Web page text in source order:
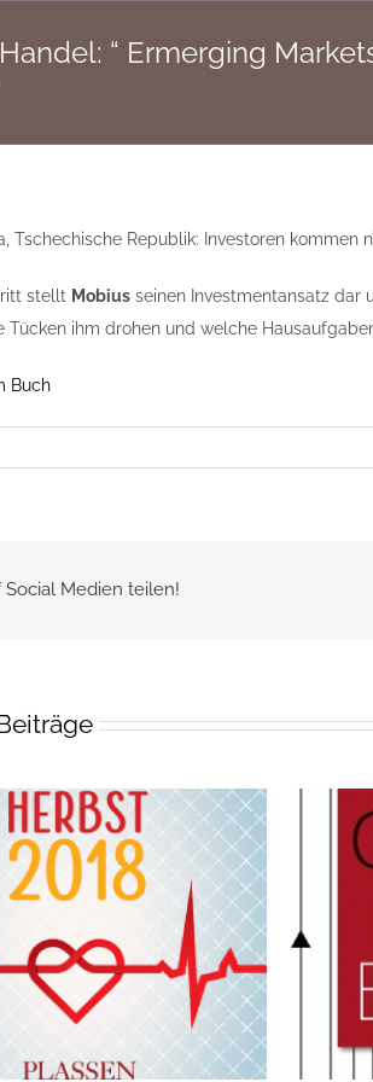
“ Ermerging
Tschechische Republik: Investoren
stellt Mobius seinen Investment­ansatz dar
Tücken ihm drohen und welche
Buch
Social Medien teilen!